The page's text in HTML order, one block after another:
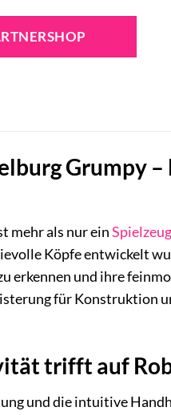
Grumpy
mehr als nur einSpielzeug
Köpfe entwickelt
erkennen und ihre
für Konstruktion
trifft auf
und die intuitive